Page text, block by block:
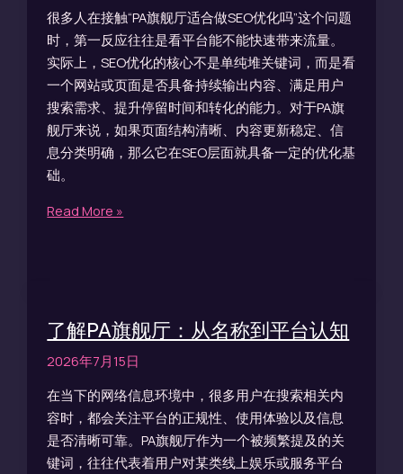
很多人在接触“PA旗舰厅适合做SEO优化吗”这个问题
时，第一反应往往是看平台能不能快速带来流量。
实际上，SEO优化的核心不是单纯堆关键词，而是看
一个网站或页面是否具备持续输出内容、满足用户
搜索需求、提升停留时间和转化的能力。对于PA旗
舰厅来说，如果页面结构清晰、内容更新稳定、信
息分类明确，那么它在SEO层面就具备一定的优化基
础。
Read More »
了解PA旗舰厅：从名称到平台认知
2026年7月15日
在当下的网络信息环境中，很多用户在搜索相关内
容时，都会关注平台的正规性、使用体验以及信息
是否清晰可靠。PA旗舰厅作为一个被频繁提及的关
键词，往往代表着用户对某类线上娱乐或服务平台